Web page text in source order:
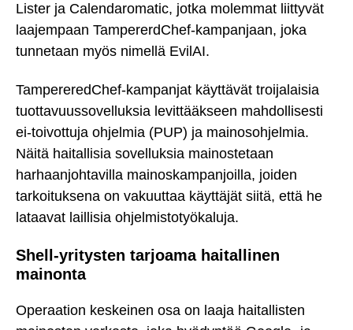
Lister ja Calendaromatic, jotka molemmat liittyvät
laajempaan TampererdChef-kampanjaan, joka
tunnetaan myös nimellä EvilAI.
TampereredChef-kampanjat käyttävät troijalaisia
tuottavuussovelluksia levittääkseen mahdollisesti
ei-toivottuja ohjelmia (PUP) ja mainosohjelmia.
Näitä haitallisia sovelluksia mainostetaan
harhaanjohtavilla mainoskampanjoilla, joiden
tarkoituksena on vakuuttaa käyttäjät siitä, että he
lataavat laillisia ohjelmistotyökaluja.
Shell-yritysten tarjoama haitallinen
mainonta
Operaation keskeinen osa on laaja haitallisten